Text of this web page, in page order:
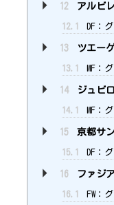
12 アルビ
12.1 DF：
13 ツエー
13.1 MF：
14 ジュビ
14.1 MF：
15 京都サ
15.1 DF：
16 ファジ
16.1 FW：